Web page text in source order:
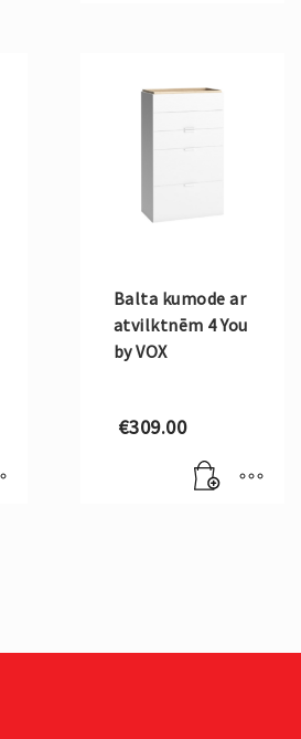
Balta kumode ar
atvilktnēm 4 You
by VOX
€309.00